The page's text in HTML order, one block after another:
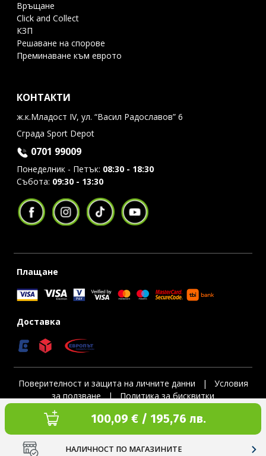
Текуща цена:
100,09 € / 195,76 лв.
НАЛИЧНОСТ ПО МАГАЗИНИТЕ
Връщане
Click and Collect
КЗП
Решаване на спорове
Преминаване към еврото
КОНТАКТИ
ж.к.Младост IV, ул. “Васил Радославов” 6
Сграда Sport Depot
0701 99009
Понеделник - Петък: 08:30 - 18:30
Събота: 09:30 - 13:30
Плащане
Доставка
Поверителност и защита на личните данни |
Условия
за ползване
| Политика за бисквитки
Web design & development by ICYGEN